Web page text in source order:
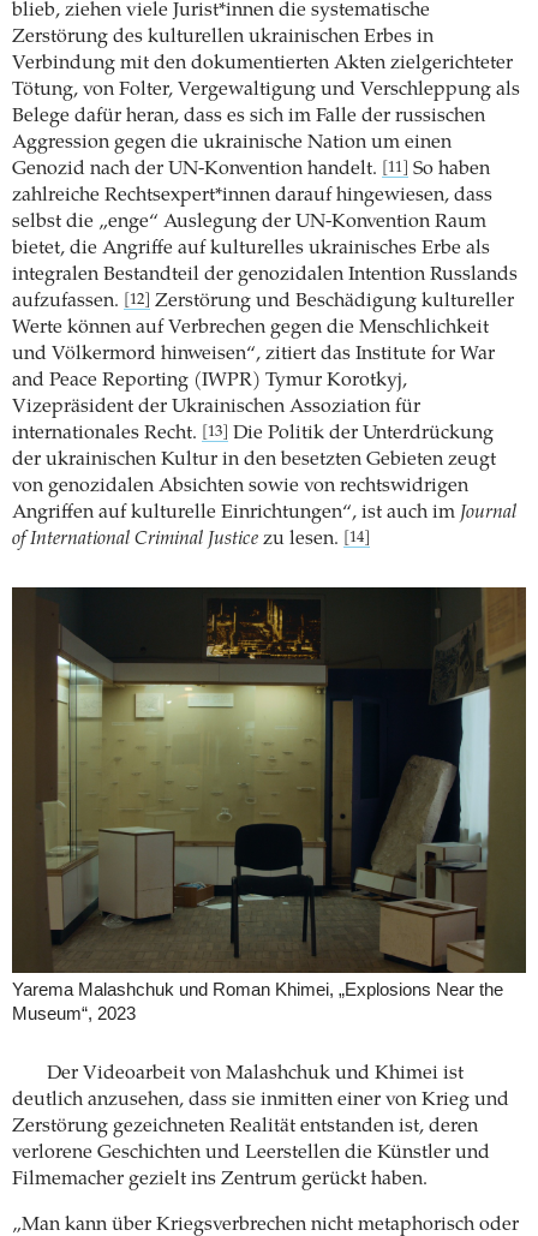
blieb, ziehen viele Jurist*innen die systematische
Zerstörung des kulturellen ukrainischen Erbes in
Verbindung mit den dokumentierten Akten zielgerichteter
Tötung, von Folter, Vergewaltigung und Verschleppung als
Belege dafür heran, dass es sich im Falle der russischen
Aggression gegen die ukrainische Nation um einen
Genozid nach der UN-Konvention handelt.
[11]
So haben
zahlreiche Rechtsexpert*innen darauf hingewiesen, dass
selbst die „enge“ Auslegung der UN-Konvention Raum
bietet, die Angriffe auf kulturelles ukrainisches Erbe als
integralen Bestandteil der genozidalen Intention Russlands
aufzufassen.
[12]
Zerstörung und Beschädigung kultureller
Werte können auf Verbrechen gegen die Menschlichkeit
und Völkermord hinweisen“, zitiert das Institute for War
and Peace Reporting (IWPR) Tymur Korotkyj,
Vizepräsident der Ukrainischen Assoziation für
internationales Recht.
[13]
Die Politik der Unterdrückung
der ukrainischen Kultur in den besetzten Gebieten zeugt
von genozidalen Absichten sowie von rechtswidrigen
Angriffen auf kulturelle Einrichtungen“, ist auch im Journal
of International Criminal Justice zu lesen. [14]
Yarema Malashchuk und Roman Khimei, „Explosions Near the
Museum“, 2023
Der Videoarbeit von Malashchuk und Khimei ist
deutlich anzusehen, dass sie inmitten einer von Krieg und
Zerstörung gezeichneten Realität entstanden ist, deren
verlorene Geschichten und Leerstellen die Künstler und
Filmemacher gezielt ins Zentrum gerückt haben.
„Man kann über Kriegsverbrechen nicht metaphorisch oder